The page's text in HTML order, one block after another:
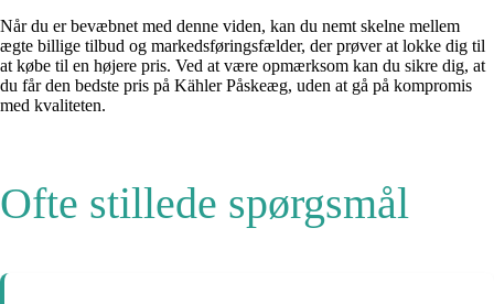
Når du er bevæbnet med denne viden, kan du nemt skelne mellem
ægte billige tilbud og markedsføringsfælder, der prøver at lokke dig til
at købe til en højere pris. Ved at være opmærksom kan du sikre dig, at
du får den bedste pris på Kähler Påskeæg, uden at gå på kompromis
med kvaliteten.
Ofte stillede spørgsmål